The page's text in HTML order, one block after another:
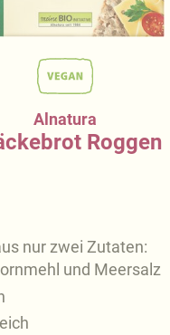
Alnatura
Roggen
nur zwei Zutaten:
und Meersalz